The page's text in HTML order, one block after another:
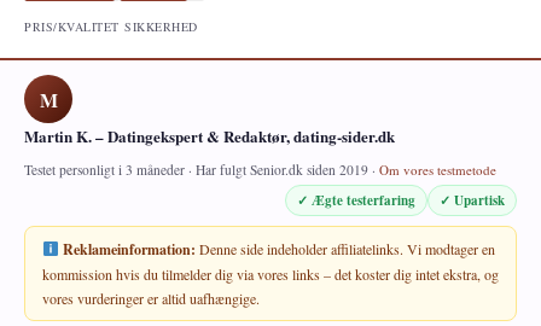
PRIS/KVALITET SIKKERHED
M
Martin K. – Datingekspert & Redaktør, dating-sider.dk
Testet personligt i 3 måneder · Har fulgt Senior.dk siden 2019 · Om vores testmetode
✓ Ægte testerfaring ✓ Upartisk
Reklameinformation: Denne side indeholder affiliatelinks. Vi modtager en
kommission hvis du tilmelder dig via vores links – det koster dig intet ekstra, og
vores vurderinger er altid uafhængige.